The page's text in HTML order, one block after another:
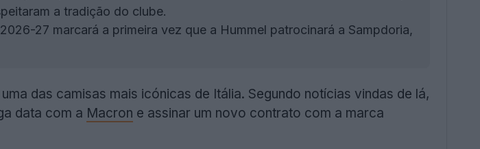
a tradição do clube.
27 marcará a primeira vez que a Hummel patrocinará a Sampdoria,
das camisas mais icónicas de Itália. Segundo notícias vindas de lá,
data com a Macron e assinar um novo contrato com a marca